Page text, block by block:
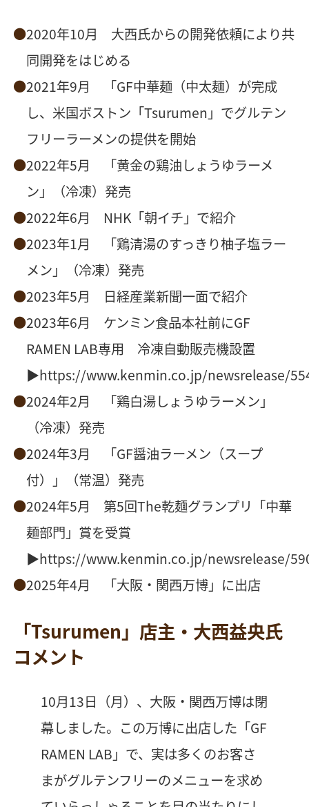
2020年10月 大西氏からの開発依頼により共
同開発をはじめる
2021年9月 「GF中華麺（中太麺）が完成
し、米国ボストン「Tsurumen」でグルテン
フリーラーメンの提供を開始
2022年5月 「黄金の鶏油しょうゆラーメ
ン」（冷凍）発売
2022年6月 NHK「朝イチ」で紹介
2023年1月 「鶏清湯のすっきり柚子塩ラー
メン」（冷凍）発売
2023年5月 日経産業新聞一面で紹介
2023年6月 ケンミン食品本社前にGF
RAMEN LAB専用 冷凍自動販売機設置
▶https://www.kenmin.co.jp/newsrelease/
2024年2月 「鶏白湯しょうゆラーメン」
（冷凍）発売
2024年3月 「GF醤油ラーメン（スープ
付）」（常温）発売
2024年5月 第5回The乾麺グランプリ「中華
麺部門」賞を受賞
▶https://www.kenmin.co.jp/newsrelease/
2025年4月 「大阪・関西万博」に出店
「Tsurumen」店主・大西益央氏
コメント
10月13日（月）、大阪・関西万博は閉
幕しました。この万博に出店した「GF
RAMEN LAB」で、実は多くのお客さ
まがグルテンフリーのメニューを求め